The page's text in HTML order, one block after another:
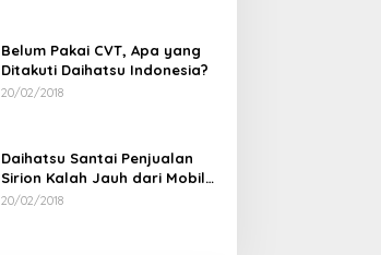
Belum Pakai CVT, Apa yang
Ditakuti Daihatsu Indonesia?
20/02/2018
Daihatsu Santai Penjualan
Sirion Kalah Jauh dari Mobil
LCGC
20/02/2018